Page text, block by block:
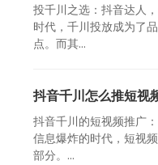
投千川之选：抖音达人
时代，千川投放成为了
点。而其...
抖音千川怎么推短视
抖音千川的短视频推广
信息爆炸的时代，短视
部分。...